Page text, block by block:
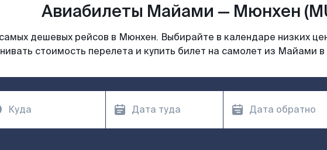
Авиабилеты Майами — Мюнхен
дешевых рейсов в Мюнхен. Выбирайте в календаре низких
стоимость перелета и купить билет на самолет из Майами